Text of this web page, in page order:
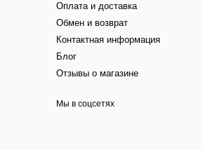
Оплата и доставка
Обмен и возврат
Контактная информация
Блог
Отзывы о магазине
Мы в соцсетях